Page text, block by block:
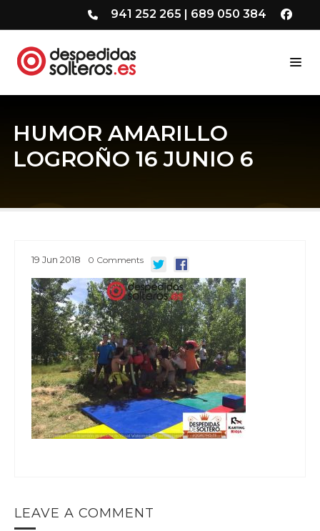
941 252 265 | 689 050 384
HUMOR AMARILLO
LOGROÑO 16 JUNIO 6
19 Jun 2018 0 Comments
LEAVE A COMMENT